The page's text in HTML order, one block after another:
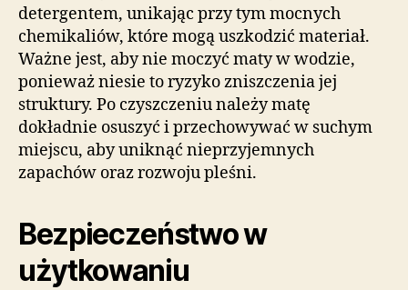
detergentem, unikając przy tym mocnych
chemikaliów, które mogą uszkodzić materiał.
Ważne jest, aby nie moczyć maty w wodzie,
ponieważ niesie to ryzyko zniszczenia jej
struktury. Po czyszczeniu należy matę
dokładnie osuszyć i przechowywać w suchym
miejscu, aby uniknąć nieprzyjemnych
zapachów oraz rozwoju pleśni.
Bezpieczeństwo w
użytkowaniu